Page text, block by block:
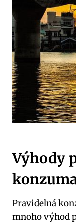
Výhody
Pravidelná
mnoho výhod